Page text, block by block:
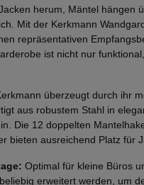
herum, Mäntel hängen
Mit der Kerkmann
repräsentativen
ist nicht nur
überzeugt durch ihr
aus robustem Stahl in
Die 12 doppelten
bieten ausreichend Platz für
Optimal für kleine Büros
erweitert werden, um